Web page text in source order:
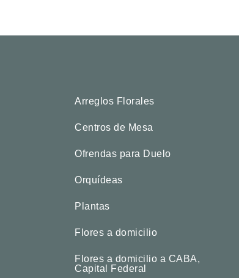
Arreglos Florales
Centros de Mesa
Ofrendas para Duelo
Orquídeas
Plantas
Flores a domicilio
Flores a domicilio a CABA,
Capital Federal